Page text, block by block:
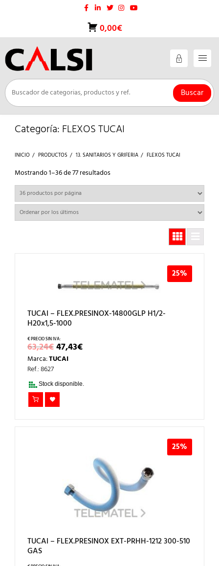
0,00€
Buscar
Categoría: FLEXOS TUCAI
INICIO PRODUCTOS 13. SANITARIOS Y GRIFERIA FLEXOS TUCAI
Mostrando 1–36 de 77 resultadosOrdenado
por
últimos
25%
TUCAI – FLEX.PRESINOX-14800GLP H1/2-
H20x1,5-1000
63,24€EL
PRECIO
ORIGINAL
63,24€.
47,43€EL
PRECIO
Marca:TUCAI
Ref.: 8627
Stock disponible.
25%
TUCAI – FLEX.PRESINOX EXT-PRHH-1212 300-510
GAS